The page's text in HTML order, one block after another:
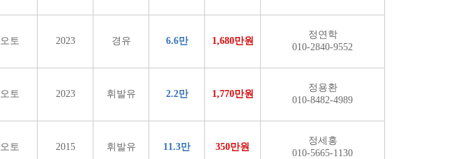
오토 2023 경유 6.6만 1,680만원
정연학
010-2840-9552
오토 2023 휘발유 2.2만 1,770만원
정용환
010-8482-4989
오토 2015 휘발유 11.3만 350만원
정세홍
010-5665-1130